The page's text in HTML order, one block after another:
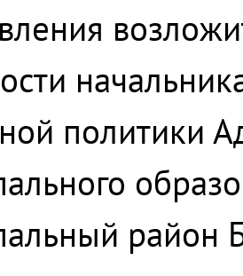
политики
район